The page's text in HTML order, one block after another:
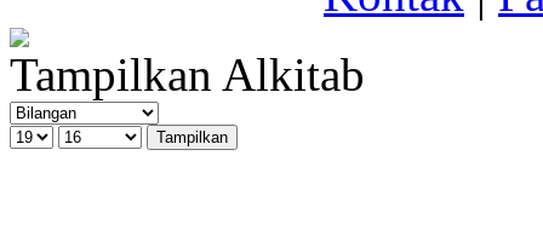
Tampilkan Alkitab